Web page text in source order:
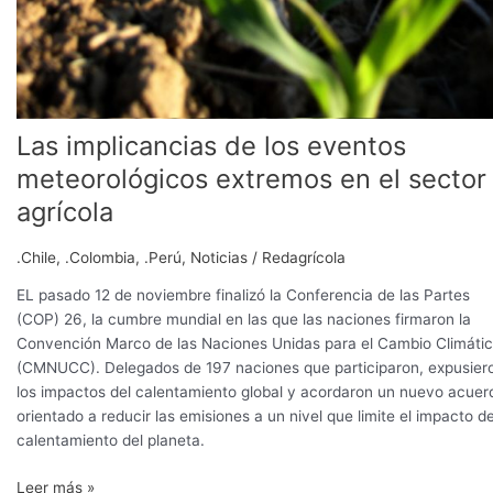
Las implicancias de los eventos
meteorológicos extremos en el sector
agrícola
.Chile, .Colombia, .Perú, Noticias / Redagrícola
EL pasado 12 de noviembre finalizó la Conferencia de las Partes
(COP) 26, la cumbre mundial en las que las naciones firmaron la
Convención Marco de las Naciones Unidas para el Cambio
(CMNUCC). Delegados de 197 naciones que participaron,
los impactos del calentamiento global y acordaron un nuevo
orientado a reducir las emisiones a un nivel que limite el impacto
calentamiento del planeta.
Leer más »